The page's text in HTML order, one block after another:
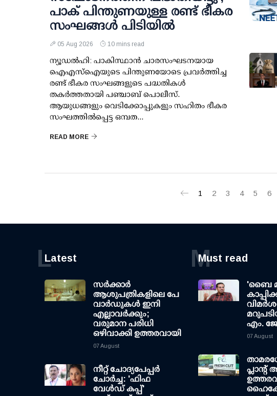
പാക് പിന്തുണയുള്ള രണ്ട് ഭീകര
സംഘങ്ങള്‍ പിടിയില്‍
05 Aug 2026 10 mins read
ന്യൂഡല്‍ഹി: പാകിസ്ഥാന്‍ ചാരസംഘടനയായ
ഐഎസ്ഐയുടെ പിന്തുണയോടെ പ്രവര്‍ത്തിച്ച
രണ്ട് ഭീകര സംഘങ്ങളുടെ പദ്ധതികള്‍
തകര്‍ത്തതായി പഞ്ചാബ് പൊലീസ്.
ആയുധങ്ങളും വെടിക്കോപ്പുകളും സഹിതം ഭീകര
സംഘത്തില്‍പ്പെട്ട ഒമ്പത...
READ MORE
1 2 3 4 5 6
Latest
L
സര്‍ക്കാര്‍
ആശുപത്രികളിലെ പേ
വാര്‍ഡുകള്‍ ഇനി
എല്ലാവര്‍ക്കും;
വരുമാന പരിധി
ഒഴിവാക്കി ഉത്തരവായി
07 August
നീറ്റ് ചോദ്യപേപ്പര്‍
ചോര്‍ച്ച: 'ഫിഫ
വേള്‍ഡ് കപ്പ്'
Must read
M
'ബൈ
എം.
07 August
പ്ലാന്റ്